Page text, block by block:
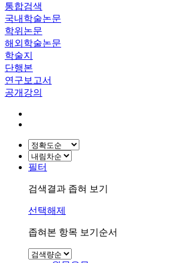
통합검색
국내학술논문
학위논문
해외학술논문
학술지
단행본
연구보고서
공개강의
필터
검색결과 좁혀 보기
선택해제
좁혀본 항목 보기순서